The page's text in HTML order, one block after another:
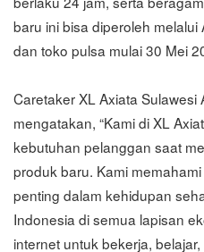
baru ini bisa diperoleh melalui
dan toko pulsa mulai 30 Mei
Caretaker XL Axiata Sulawesi
mengatakan, “Kami di XL
kebutuhan pelanggan saat
produk baru. Kami
penting dalam kehidupan
Indonesia di semua lapisan
internet untuk bekerja,